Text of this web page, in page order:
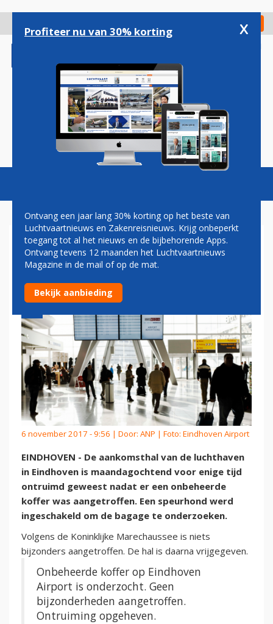
gaan
Check in
Magazine Podcasts Vacatures
AANKOMSTHAL EINDHOVEN
ENIGE TIJD ONTRUIMD
6 november 2017 - 9:56 | Door: ANP | Foto: Eindhoven Airport
EINDHOVEN - De aankomsthal van de luchthaven
in Eindhoven is maandagochtend voor enige tijd
ontruimd geweest nadat er een onbeheerde
koffer was aangetroffen. Een speurhond werd
ingeschakeld om de bagage te onderzoeken.
Volgens de Koninklijke Marechaussee is niets
bijzonders aangetroffen. De hal is daarna vrijgegeven.
Onbeheerde koffer op Eindhoven
Airport is onderzocht. Geen
bijzonderheden aangetroffen.
Ontruiming opgeheven.
Profiteer nu van 30% korting x
Ontvang een jaar lang 30% korting op het beste van
Luchtvaartnieuws en Zakenreisnieuws. Krijg onbeperkt
toegang tot al het nieuws en de bijbehorende Apps.
Ontvang tevens 12 maanden het Luchtvaartnieuws
Magazine in de mail of op de mat.
Bekijk aanbieding